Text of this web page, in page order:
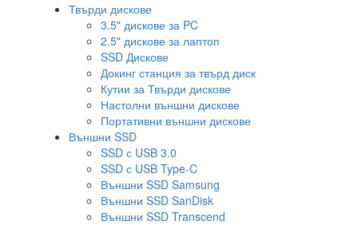
Твърди дискове
3.5" дискове за PC
2.5" дискове за лаптоп
SSD Дискове
Докинг станция за твърд диск
Кутии за Твърди дискове
Настолни външни дискове
Портативни външни дискове
Външни SSD
SSD с USB 3.0
SSD с USB Type-C
Външни SSD Samsung
Външни SSD SanDisk
Външни SSD Transcend